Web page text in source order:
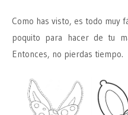
Como has visto, es todo muy
poquito para hacer de tu
Entonces, no pierdas tiempo.